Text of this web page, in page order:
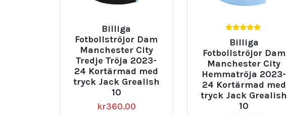
Billiga
Fotbollströjor Dam
Manchester City
Tredje Tröja 2023-
24 Kortärmad med
tryck Jack Grealish
10
kr360.00
av 5
Billiga
Fotbollströjor Dam
Manchester City
Hemmatröja 2023-
24 Kortärmad med
tryck Jack Grealish
10